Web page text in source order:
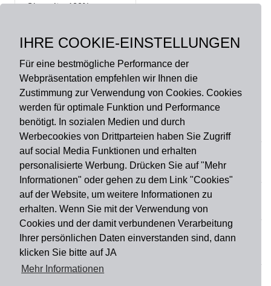
IHRE COOKIE-EINSTELLUNGEN
Für eine bestmögliche Performance der
Webpräsentation empfehlen wir Ihnen die
Zustimmung zur Verwendung von Cookies. Cookies
werden für optimale Funktion und Performance
benötigt. In sozialen Medien und durch
Werbecookies von Drittparteien haben Sie Zugriff
auf social Media Funktionen und erhalten
personalisierte Werbung. Drücken Sie auf "Mehr
Informationen" oder gehen zu dem Link "Cookies"
auf der Website, um weitere Informationen zu
erhalten. Wenn Sie mit der Verwendung von
Cookies und der damit verbundenen Verarbeitung
Ihrer persönlichen Daten einverstanden sind, dann
klicken Sie bitte auf JA
Mehr Informationen
Oberseite: 100%
rutschfest
Zahlungsart
Versandart
Du findest uns auch auf
Informationen
Impressum Widerruf